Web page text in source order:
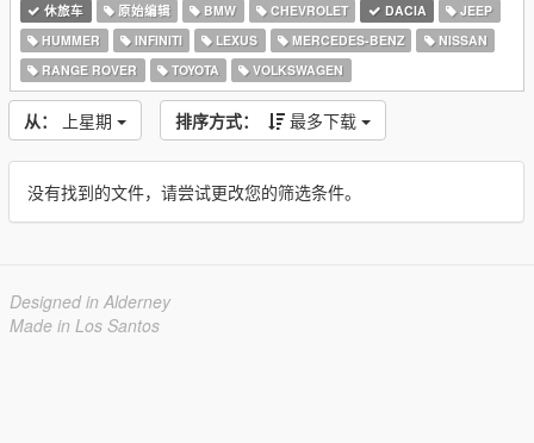
休旅车 原始编辑 BMW CHEVROLET DACIA
JEEP
HUMMER
INFINITI LEXUS MERCEDES-BENZ
NISSAN
RANGE ROVER
TOYOTA VOLKSWAGEN
从： 上星期 排序方式： 最多下载
没有找到的文件，请尝试更改您的筛选条件。
Designed in Alderney
Made in Los Santos